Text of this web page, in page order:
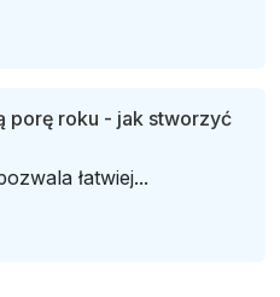
porę roku - jak stworzyć
łatwiej...